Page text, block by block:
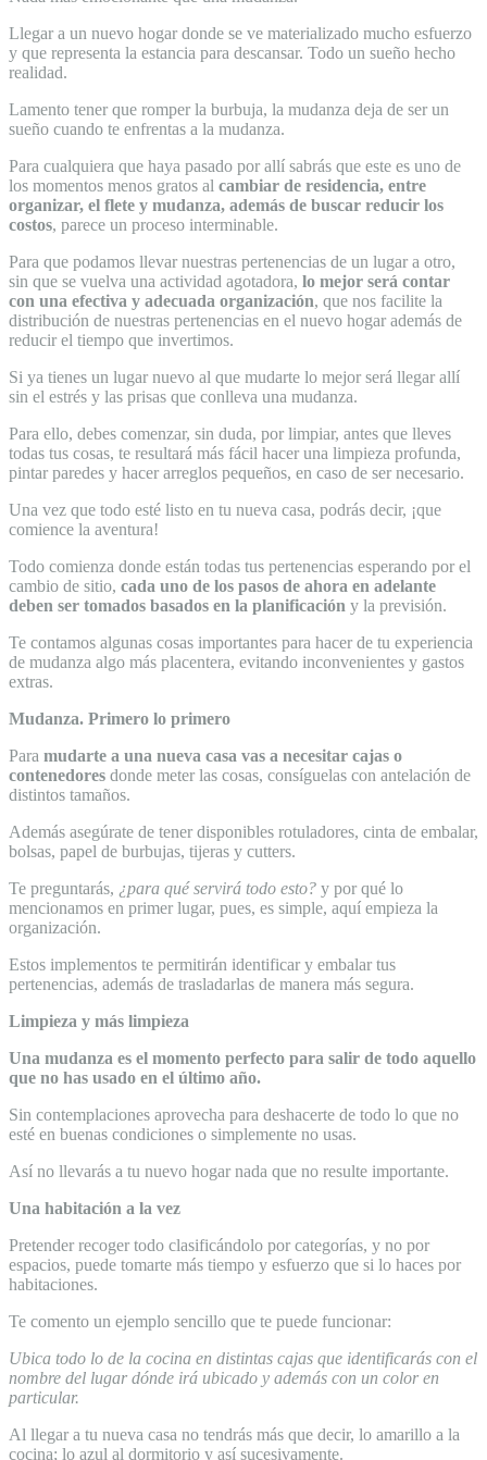
Llegar a un nuevo hogar donde se ve materializado mucho esfuerzo
y que representa la estancia para descansar. Todo un sueño hecho
realidad.
Lamento tener que romper la burbuja, la mudanza deja de ser un
sueño cuando te enfrentas a la mudanza.
Para cualquiera que haya pasado por allí sabrás que este es uno de
los momentos menos gratos al cambiar de residencia, entre
organizar, el flete y mudanza, además de buscar reducir los
costos, parece un proceso interminable.
Para que podamos llevar nuestras pertenencias de un lugar a otro,
sin que se vuelva una actividad agotadora, lo mejor será contar
con una efectiva y adecuada organización, que nos facilite la
distribución de nuestras pertenencias en el nuevo hogar además de
reducir el tiempo que invertimos.
Si ya tienes un lugar nuevo al que mudarte lo mejor será llegar allí
sin el estrés y las prisas que conlleva una mudanza.
Para ello, debes comenzar, sin duda, por limpiar, antes que lleves
todas tus cosas, te resultará más fácil hacer una limpieza profunda,
pintar paredes y hacer arreglos pequeños, en caso de ser necesario.
Una vez que todo esté listo en tu nueva casa, podrás decir, ¡que
comience la aventura!
Todo comienza donde están todas tus pertenencias esperando por el
cambio de sitio, cada uno de los pasos de ahora en adelante
deben ser tomados basados en la planificación y la previsión.
Te contamos algunas cosas importantes para hacer de tu experiencia
de mudanza algo más placentera, evitando inconvenientes y gastos
extras.
Mudanza. Primero lo primero
Para mudarte a una nueva casa vas a necesitar cajas o
contenedores donde meter las cosas, consíguelas con antelación de
distintos tamaños.
Además asegúrate de tener disponibles rotuladores, cinta de embalar,
bolsas, papel de burbujas, tijeras y cutters.
Te preguntarás, ¿para qué servirá todo esto? y por qué lo
mencionamos en primer lugar, pues, es simple, aquí empieza la
organización.
Estos implementos te permitirán identificar y embalar tus
pertenencias, además de trasladarlas de manera más segura.
Limpieza y más limpieza
Una mudanza es el momento perfecto para salir de todo aquello
que no has usado en el último año.
Sin contemplaciones aprovecha para deshacerte de todo lo que no
esté en buenas condiciones o simplemente no usas.
Así no llevarás a tu nuevo hogar nada que no resulte importante.
Una habitación a la vez
Pretender recoger todo clasificándolo por categorías, y no por
espacios, puede tomarte más tiempo y esfuerzo que si lo haces por
habitaciones.
Te comento un ejemplo sencillo que te puede funcionar:
Ubica todo lo de la cocina en distintas cajas que identificarás con el
nombre del lugar dónde irá ubicado y además con un color en
particular.
Al llegar a tu nueva casa no tendrás más que decir, lo amarillo a la
cocina; lo azul al dormitorio y así sucesivamente.